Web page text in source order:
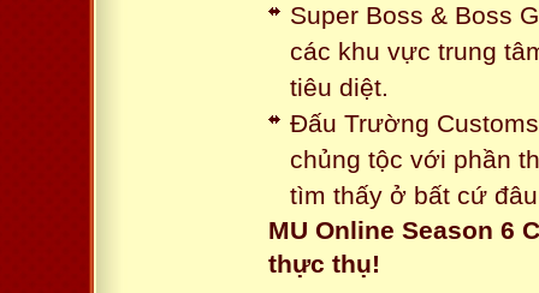
Super Boss & Boss
các khu vực trung
tiêu diệt.
Đấu Trường
chủng tộc với phần
tìm thấy ở bất cứ
MU Online Season 6
thực thụ!